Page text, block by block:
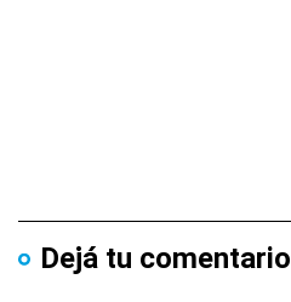
Dejá tu comentario